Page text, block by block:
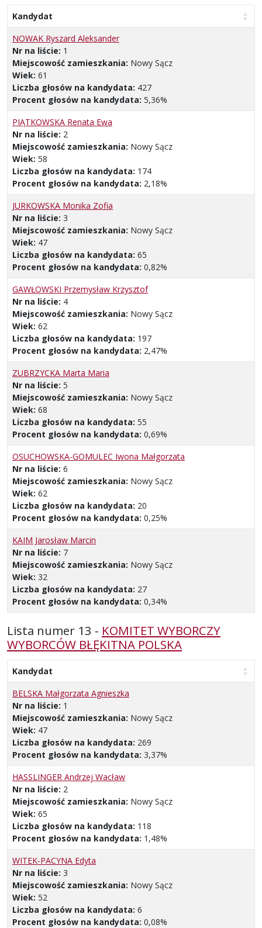
Kandydat
NOWAK Ryszard Aleksander
Nr na liście: 1
Miejscowość zamieszkania: Nowy Sącz
Wiek: 61
Liczba głosów na kandydata: 427
Procent głosów na kandydata: 5,36%
PIĄTKOWSKA Renata Ewa
Nr na liście: 2
Miejscowość zamieszkania: Nowy Sącz
Wiek: 58
Liczba głosów na kandydata: 174
Procent głosów na kandydata: 2,18%
JURKOWSKA Monika Zofia
Nr na liście: 3
Miejscowość zamieszkania: Nowy Sącz
Wiek: 47
Liczba głosów na kandydata: 65
Procent głosów na kandydata: 0,82%
GAWŁOWSKI Przemysław Krzysztof
Nr na liście: 4
Miejscowość zamieszkania: Nowy Sącz
Wiek: 62
Liczba głosów na kandydata: 197
Procent głosów na kandydata: 2,47%
ZUBRZYCKA Marta Maria
Nr na liście: 5
Miejscowość zamieszkania: Nowy Sącz
Wiek: 68
Liczba głosów na kandydata: 55
Procent głosów na kandydata: 0,69%
OSUCHOWSKA-GOMULEC Iwona Małgorzata
Nr na liście: 6
Miejscowość zamieszkania: Nowy Sącz
Wiek: 62
Liczba głosów na kandydata: 20
Procent głosów na kandydata: 0,25%
KAIM Jarosław Marcin
Nr na liście: 7
Miejscowość zamieszkania: Nowy Sącz
Wiek: 32
Liczba głosów na kandydata: 27
Procent głosów na kandydata: 0,34%
Lista numer 13 - KOMITET WYBORCZY
WYBORCÓW BŁĘKITNA POLSKA
Kandydat
BELSKA Małgorzata Agnieszka
Nr na liście: 1
Miejscowość zamieszkania: Nowy Sącz
Wiek: 47
Liczba głosów na kandydata: 269
Procent głosów na kandydata: 3,37%
HASSLINGER Andrzej Wacław
Nr na liście: 2
Miejscowość zamieszkania: Nowy Sącz
Wiek: 65
Liczba głosów na kandydata: 118
Procent głosów na kandydata: 1,48%
WITEK-PACYNA Edyta
Nr na liście: 3
Miejscowość zamieszkania: Nowy Sącz
Wiek: 52
Liczba głosów na kandydata: 6
Procent głosów na kandydata: 0,08%